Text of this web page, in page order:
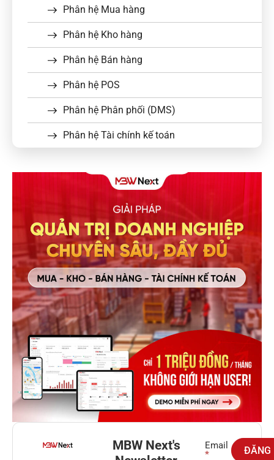
Phân hệ Mua hàng
Phân hệ Kho hàng
Phân hệ Bán hàng
Phân hệ POS
Phân hệ Phân phối (DMS)
Phân hệ Tài chính kế toán
MBW Next's
Newsletter
Email
*
ĐĂNG